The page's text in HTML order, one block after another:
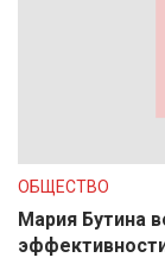
ОБЩЕСТВО
Мария Бутина